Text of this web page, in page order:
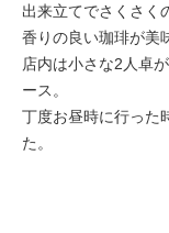
出来立てでさくさく
香りの良い珈琲が美
店内は小さな2人卓
ース。
丁度お昼時に行った
た。